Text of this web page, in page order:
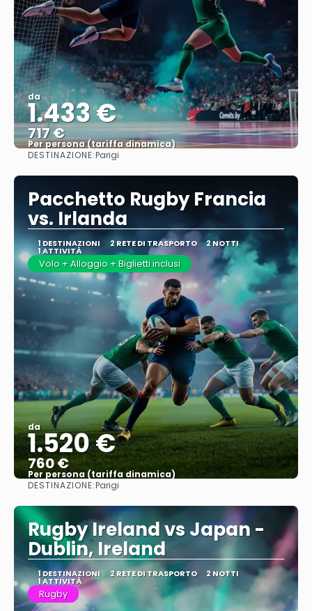
da
1.433 €
717 €
Per persona (tariffa dinamica)
DESTINAZIONE:Parigi
Pacchetto Rugby Francia
vs. Irlanda
1 DESTINAZIONI 2 RETE DI TRASPORTO 2 NOTTI
1 ATTIVITÀ
Volo + Alloggio + Biglietti inclusi
da
1.520 €
760 €
Per persona (tariffa dinamica)
DESTINAZIONE:Parigi
Rugby Ireland vs Japan -
Dublin, Ireland
1 DESTINAZIONI 2 RETE DI TRASPORTO 2 NOTTI
1 ATTIVITÀ
Rugby